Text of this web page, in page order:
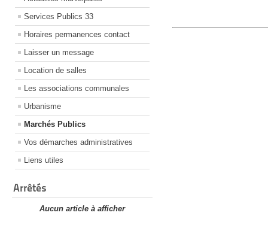
Services Publics 33
Horaires permanences contact
Laisser un message
Location de salles
Les associations communales
Urbanisme
Marchés Publics
Vos démarches administratives
Liens utiles
Arrêtés
Aucun article à afficher